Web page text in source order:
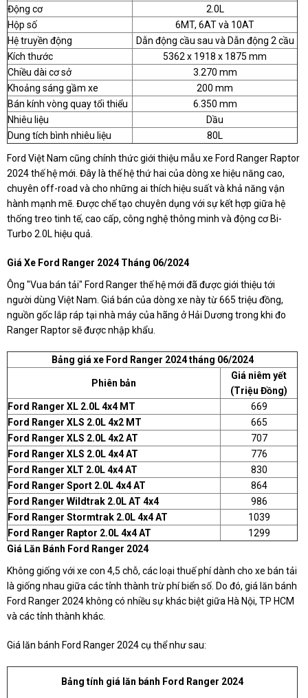
Động cơ
2.0L
Hộp số
6MT, 6AT và 10AT
Hệ truyền động
Dẫn động cầu sau và Dẫn động 2 cầu
Kích thước
5362 x 1918 x 1875 mm
Chiều dài cơ sở
3.270 mm
Khoảng sáng gầm xe
200 mm
Bán kính vòng quay tổi thiểu
6.350 mm
Nhiêu liệu
Dầu
Dung tích bình nhiêu liệu
80L
Ford Việt Nam cũng chính thức giới thiệu mẫu xe Ford Ranger Raptor
2024 thế hệ mới. Đây là thế hệ thứ hai của dòng xe hiệu năng cao,
chuyên off-road và cho những ai thích hiệu suất và khả năng vận
hành mạnh mẽ. Được chế tạo chuyên dụng với sự kết hợp giữa hệ
thống treo tinh tế, cao cấp, công nghệ thông minh và động cơ Bi-
Turbo 2.0L hiệu quả.
Giá Xe Ford Ranger 2024 Tháng 06/2024
Ông "Vua bán tải" Ford Ranger thế hệ mới đã được giới thiệu tới
người dùng Việt Nam. Giá bán của dòng xe này từ 665 triệu đồng,
nguồn gốc lắp ráp tại nhà máy của hãng ở Hải Dương trong khi đo
Ranger Raptor sẽ được nhập khẩu.
Bảng giá xe Ford Ranger 2024 tháng 06/2024
Phiên bản
Giá niêm yết
(Triệu Đồng)
Ford Ranger XL 2.0L 4x4 MT
669
Ford Ranger XLS 2.0L 4x2 MT
665
Ford Ranger XLS 2.0L 4x2 AT
707
Ford Ranger XLS 2.0L 4x4 AT
776
Ford Ranger XLT 2.0L 4x4 AT
830
Ford Ranger Sport 2.0L 4x4 AT
864
Ford Ranger Wildtrak 2.0L AT 4x4
986
Ford Ranger Stormtrak 2.0L 4x4 AT
1039
Ford Ranger Raptor 2.0L 4x4 AT
1299
Giá Lăn Bánh Ford Ranger 2024
Không giống với xe con 4,5 chỗ, các loại thuế phí dành cho xe bán tải
là giống nhau giữa các tỉnh thành trừ phí biển số. Do đó, giá lăn bánh
Ford Ranger 2024 không có nhiều sự khác biệt giữa Hà Nội, TP HCM
và các tỉnh thành khác.
Giá lăn bánh Ford Ranger 2024 cụ thể như sau:
Bảng tính giá lăn bánh Ford Ranger 2024